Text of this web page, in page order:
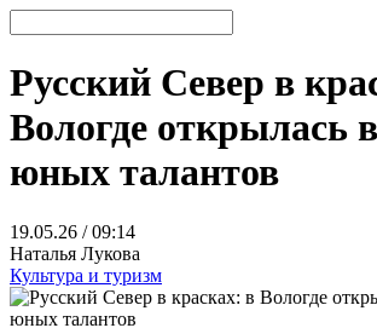
Русский Север в
Вологде открылась
юных талантов
19.05.26 / 09:14
Наталья Лукова
Культура и туризм